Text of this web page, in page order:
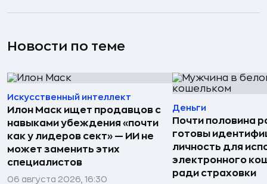
Новости по теме
Искусственный интеллект
Илон Маск ищет продавцов с
навыками убеждения «почти
как у лидеров сект» — ИИ не
может заменить этих
специалистов
06 августа 2026, 16:30
Деньги
Почти половина
готовы
личность для
электронного
ради страховки